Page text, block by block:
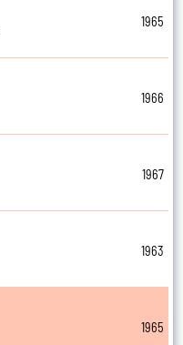
1965
1966
1967
1963
1965